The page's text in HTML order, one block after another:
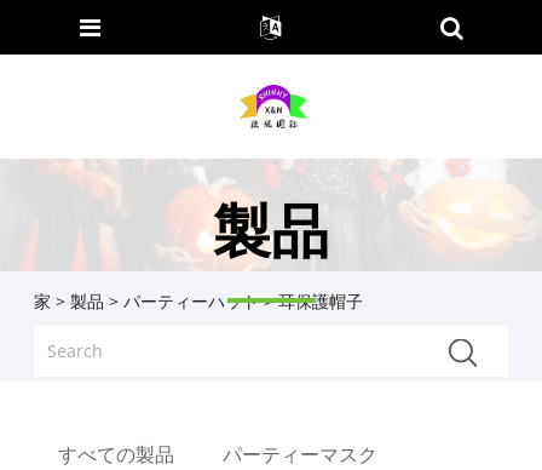
製品
家 > 製品 > パーティーハット> 耳保護帽子
すべての製品 パーティーマスク